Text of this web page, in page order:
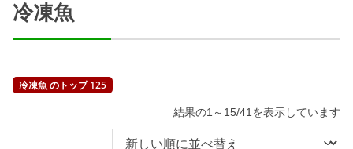
冷凍魚
冷凍魚 のトップ 125
結果の1～15/41を表示しています
し